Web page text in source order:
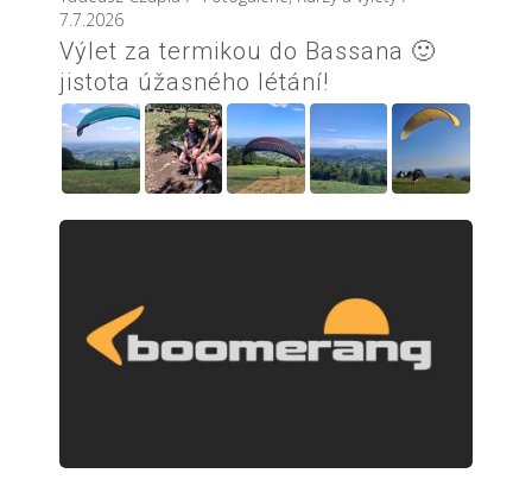
7.7.2026
Výlet za termikou do Bassana 🙂
jistota úžasného létání!